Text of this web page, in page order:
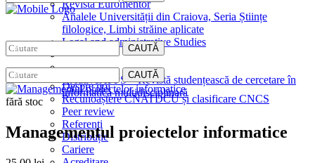
Revista Euromentor
Analele Universității din Craiova, Seria Științe
filologice, Limbi străine aplicate
Legal and administrative Studies
CreativeAPPS – Revistă studențească de cercetare în
informatică multidisciplinară
CAUTĂ
EDITURA
Despre noi
Recunoaștere CNATDCU și clasificare CNCS
Peer review
Referenți
Distribuție
Cariere
CAUTĂ
fără stoc
Managementul proiectelor informatice